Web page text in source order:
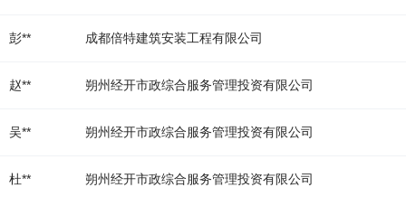
彭** 成都倍特建筑安装工程有限公司
赵** 朔州经开市政综合服务管理投资有限公司
吴** 朔州经开市政综合服务管理投资有限公司
杜** 朔州经开市政综合服务管理投资有限公司